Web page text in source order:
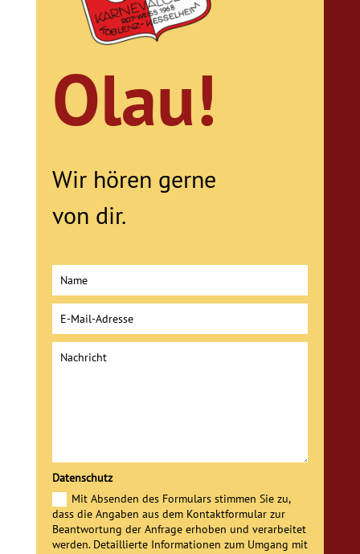
Olau!
Wir hören gerne
von dir.
Datenschutz
Mit Absenden des Formulars stimmen Sie zu,
dass die Angaben aus dem Kontaktformular zur
Beantwortung der Anfrage erhoben und verarbeitet
werden. Detaillierte Informationen zum Umgang mit